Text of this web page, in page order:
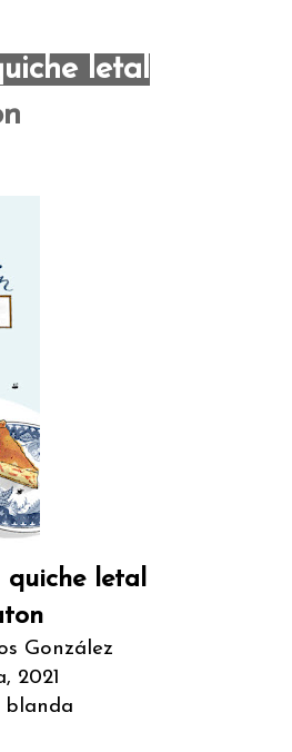
letal
letal
González
2021
blanda